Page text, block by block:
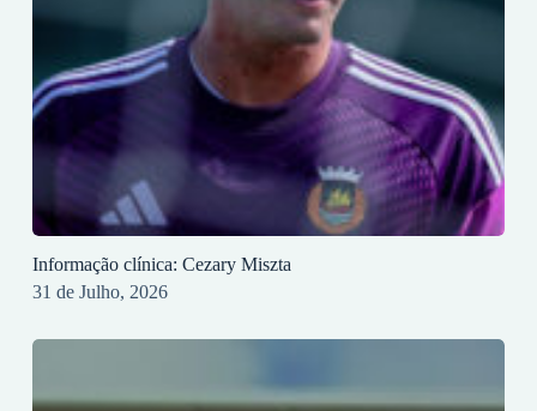
Informação clínica: Cezary Miszta
31 de Julho, 2026